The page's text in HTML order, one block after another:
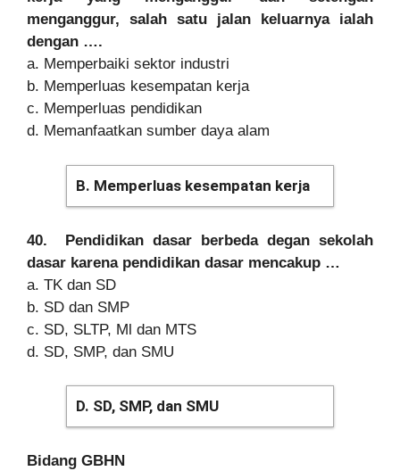
menganggur, salah satu jalan keluarnya ialah
dengan ….
a. Memperbaiki sektor industri
b. Memperluas kesempatan kerja
c. Memperluas pendidikan
d. Memanfaatkan sumber daya alam
B. Memperluas kesempatan kerja
40. Pendidikan dasar berbeda degan sekolah
dasar karena pendidikan dasar mencakup …
a. TK dan SD
b. SD dan SMP
c. SD, SLTP, Ml dan MTS
d. SD, SMP, dan SMU
D. SD, SMP, dan SMU
Bidang GBHN